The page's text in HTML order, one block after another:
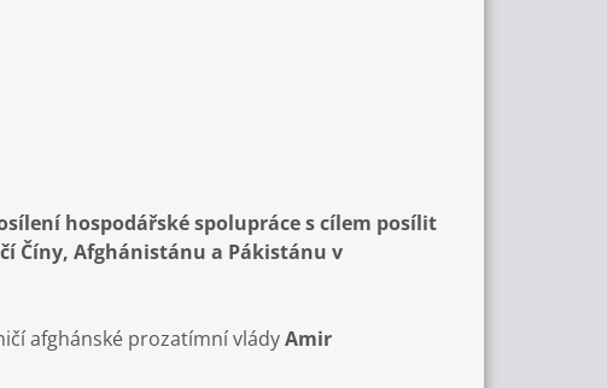
hospodářské spolupráce s cílem posílit
Číny, Afghánistánu a Pákistánu v
afghánské prozatímní vládyAmir